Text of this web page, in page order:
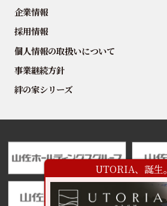
企業情報
採用情報
個人情報の取扱いについて
事業継続方針
絆の家シリーズ
UTORIA、誕生。